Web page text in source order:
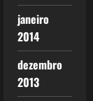
janeiro
2014
dezembro
2013